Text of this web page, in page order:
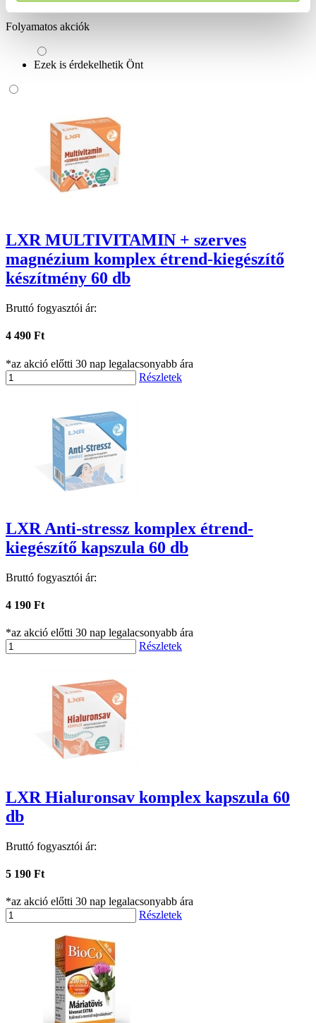
Valós gyógyszertári háttér
Folyamatos akciók
Ezek is érdekelhetik Önt
LXR MULTIVITAMIN + szerves
magnézium komplex étrend-kiegészítő
készítmény 60 db
Bruttó fogyasztói ár:
4 490 Ft
*az akció előtti 30 nap legalacsonyabb ára
Részletek
LXR Anti-stressz komplex étrend-
kiegészítő kapszula 60 db
Bruttó fogyasztói ár:
4 190 Ft
*az akció előtti 30 nap legalacsonyabb ára
Részletek
LXR Hialuronsav komplex kapszula 60
db
Bruttó fogyasztói ár:
5 190 Ft
*az akció előtti 30 nap legalacsonyabb ára
Részletek